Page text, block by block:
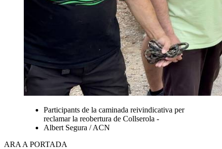
Participants de la caminada reivindicativa per
reclamar la reobertura de Collserola -
Albert Segura / ACN
ARA A PORTADA